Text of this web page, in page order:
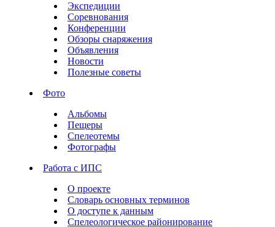
Экспедиции
Соревнования
Конференции
Обзоры снаряжения
Объявления
Новости
Полезные советы
Фото
Альбомы
Пещеры
Спелеотемы
Фотографы
Работа с ИПС
О проекте
Словарь основных терминов
О доступе к данным
Спелеологическое районирование